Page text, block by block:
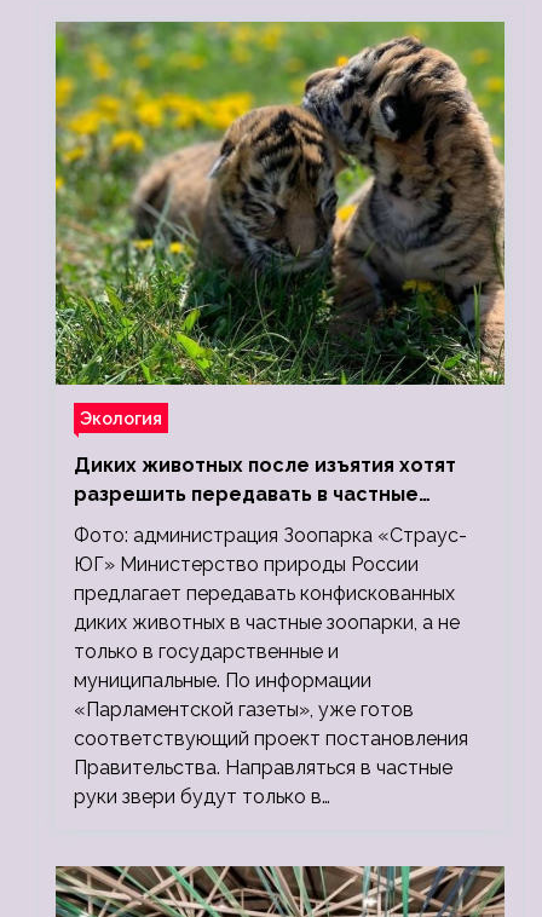
Экология
Диких животных после изъятия хотят
разрешить передавать в частные
зоопарки
Фото: администрация Зоопарка «Страус-
ЮГ» Министерство природы России
предлагает передавать конфискованных
диких животных в частные зоопарки, а не
только в государственные и
муниципальные. По информации
«Парламентской газеты», уже готов
соответствующий проект постановления
Правительства. Направляться в частные
руки звери будут только в…